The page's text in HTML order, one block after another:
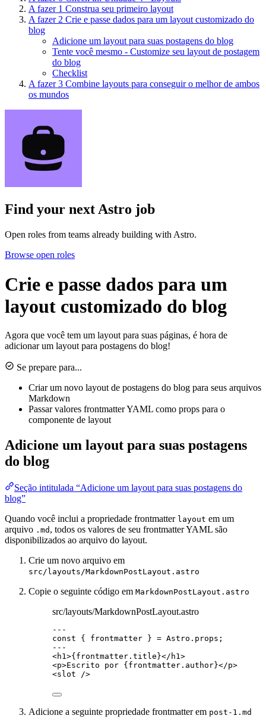
A fazer 1 Construa seu primeiro layout
A fazer 2 Crie e passe dados para um layout customizado do
blog
Adicione um layout para suas postagens do blog
Tente você mesmo - Customize seu layout de postagem
do blog
Checklist
A fazer 3 Combine layouts para conseguir o melhor de ambos
os mundos
Find your nextAstro job
Open roles from teams already building with Astro.
Browse open roles
Crie e passe dados para um
layout customizado do blog
Agora que você tem um layout para suas páginas, é hora de
adicionar um layout para postagens do blog!
Se prepare para...
Criar um novo layout de postagens do blog para seus arquivos
Markdown
Passar valores frontmatter YAML como props para o
componente de layout
Adicione um layout para suas postagens
do blog
Seção intitulada “Adicione um layout para suas postagens do
blog”
Quando você inclui a propriedade frontmatter layout em um
arquivo .md , todos os valores de seu frontmatter YAML são
disponibilizados ao arquivo do layout.
Crie um novo arquivo em
src/layouts/MarkdownPostLayout.astro
Copie o seguinte código em MarkdownPostLayout.astro
src/layouts/MarkdownPostLayout.astro
---
const { frontmatter } = Astro . props ;
---
<h1 >{ frontmatter . title }</ h1 >
<p>Escrito por { frontmatter . author }</p>
<slot />
Adicione a seguinte propriedade frontmatter em post-1.md